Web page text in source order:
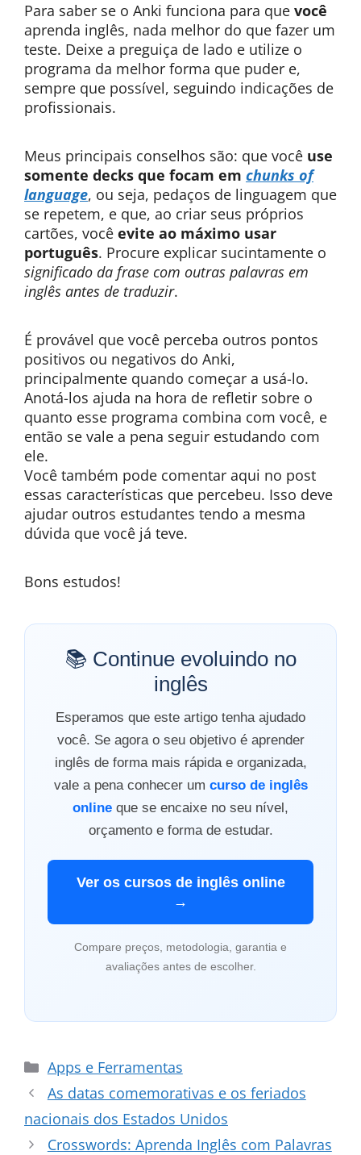
Para saber se o Anki funciona para que você
aprenda inglês, nada melhor do que fazer um
teste. Deixe a preguiça de lado e utilize o
programa da melhor forma que puder e,
sempre que possível, seguindo indicações de
profissionais.
Meus principais conselhos são: que você use
somente decks que focam em chunks of
language, ou seja, pedaços de linguagem que
se repetem, e que, ao criar seus próprios
cartões, você evite ao máximo usar
português. Procure explicar sucintamente o
significado da frase com outras palavras em
inglês antes de traduzir.
É provável que você perceba outros pontos
positivos ou negativos do Anki,
principalmente quando começar a usá-lo.
Anotá-los ajuda na hora de refletir sobre o
quanto esse programa combina com você, e
então se vale a pena seguir estudando com
ele.
Você também pode comentar aqui no post
essas características que percebeu. Isso deve
ajudar outros estudantes tendo a mesma
dúvida que você já teve.
Bons estudos!
📚 Continue evoluindo no
inglês
Esperamos que este artigo tenha ajudado
você. Se agora o seu objetivo é aprender
inglês de forma mais rápida e organizada,
vale a pena conhecer um curso de inglês
online que se encaixe no seu nível,
orçamento e forma de estudar.
Ver os cursos de inglês online
→
Compare preços, metodologia, garantia e
avaliações antes de escolher.
Categorias
Apps e Ferramentas
As datas comemorativas e os feriados
nacionais dos Estados Unidos
Crosswords: Aprenda Inglês com Palavras